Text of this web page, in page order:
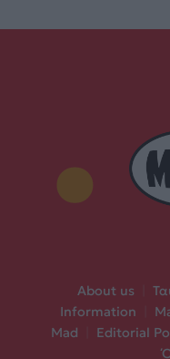
About us
Information
Mad
Editorial